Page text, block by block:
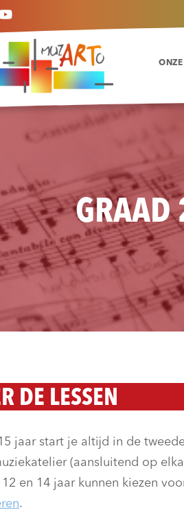
GRAAD
DE LESSEN
jaar start je altijd in de
(aansluitend op
12 en 14 jaar kunnen kiezen
.